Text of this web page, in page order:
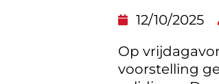
12/10/2025
Op
voorstelling